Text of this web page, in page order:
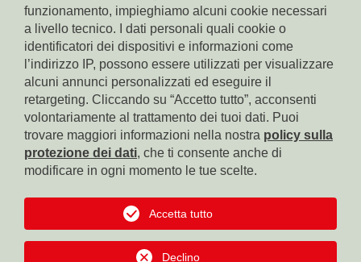
Conto corrente Cassa di Risparmio di Bolzano
IBAN: IT17X0604511601000000110801
BIC: CRBZIT2B001
Conto corrente Intesa Sanpaolo
IBAN: IT18B0306911619000006000065
BIC: BCITITMM
IBAN: IT42F0349311600000300200018
BIC: RZSBIT2B
Conto corrente Banca Popolare dell'Alto Adige
funzionamento, impieghiamo alcuni cookie necessari
a livello tecnico. I dati personali quali cookie o
identificatori dei dispositivi e informazioni come
l’indirizzo IP, possono essere utilizzati per visualizzare
alcuni annunci personalizzati ed eseguire il
retargeting. Cliccando su “Accetto tutto”, acconsenti
volontariamente al trattamento dei tuoi dati. Puoi
trovare maggiori informazioni nella nostra policy sulla
protezione dei dati, che ti consente anche di
modificare in ogni momento le tue scelte.
Declino
Accetta tutto